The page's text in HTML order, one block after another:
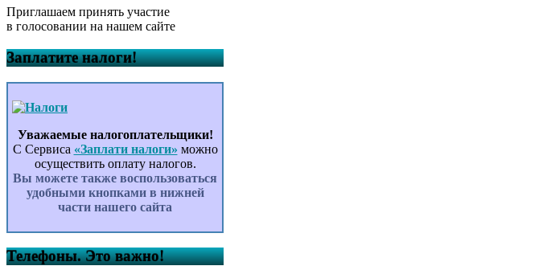
Приглашаем принять участие
в голосовании на нашем сайте
Заплатите налоги!
Уважаемые налогоплательщики!
С Сервиса «Заплати налоги» можно
осуществить оплату налогов.
Вы можете также воспользоваться
удобными кнопками в нижней
части нашего сайта
Телефоны. Это важно!